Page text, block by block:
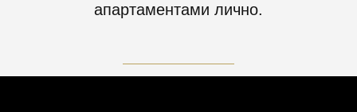
апартаментами лично.